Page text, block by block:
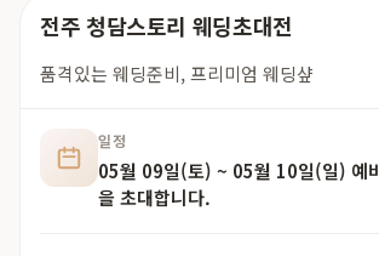
전주 청담스토리 웨딩초대전
품격있는 웨딩준비, 프리미엄 웨딩샾
일정
05월 09일(토) ~ 05월 10일(일) 예
을 초대합니다.